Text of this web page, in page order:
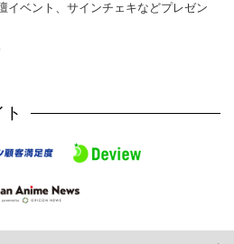
イベント、サインチェキなどプレゼン